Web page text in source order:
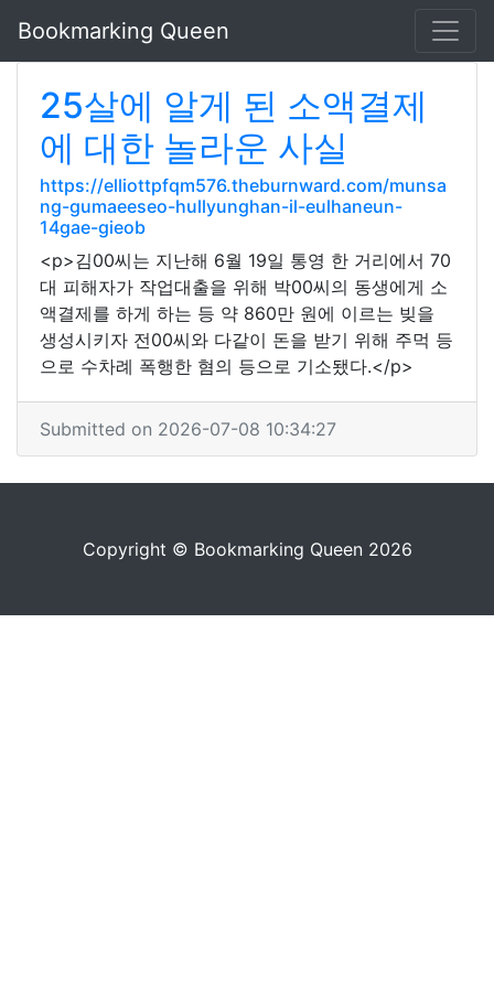
Bookmarking Queen
25살에 알게 된 소액결제
에 대한 놀라운 사실
https://elliottpfqm576.theburnward.com/munsa
ng-gumaeeseo-hullyunghan-il-eulhaneun-
14gae-gieob
<p>김00씨는 지난해 6월 19일 통영 한 거리에서 70
대 피해자가 작업대출을 위해 박00씨의 동생에게 소
액결제를 하게 하는 등 약 860만 원에 이르는 빚을
생성시키자 전00씨와 다같이 돈을 받기 위해 주먹 등
으로 수차례 폭행한 혐의 등으로 기소됐다.</p>
Submitted on 2026-07-08 10:34:27
Copyright © Bookmarking Queen 2026